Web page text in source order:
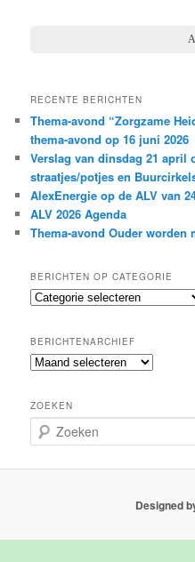
RECENTE BERICHTEN
Thema-avond “Zorgzame
thema-avond op 16 juni 2026
Verslag van dinsdag 21 april
straatjes/potjes en
AlexEnergie op de ALV van
ALV 2026 Agenda
Thema-avond Ouder worden
BERICHTEN OP CATEGORIE
Berichten
BERICHTENARCHIEF
Berichtenarchief
ZOEKEN
o
Designed